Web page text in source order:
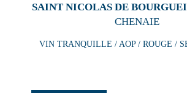
SAINT NICOLAS DE
CHENAIE
VIN TRANQUILLE / AOP / ROUGE /